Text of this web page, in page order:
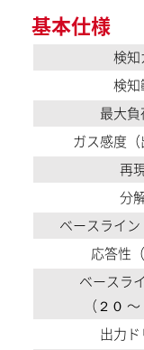
基本仕様
検知
検知
最大
ガス感度（
再
分
ベースライン
応答性
ベースラ
（２０
出力ド